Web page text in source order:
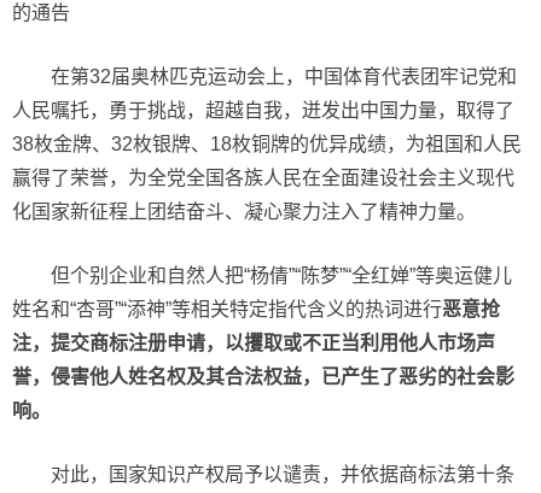
的通告
在第32届奥林匹克运动会上，中国体育代表团牢记党和
人民嘱托，勇于挑战，超越自我，迸发出中国力量，取得了
38枚金牌、32枚银牌、18枚铜牌的优异成绩，为祖国和人民
赢得了荣誉，为全党全国各族人民在全面建设社会主义现代
化国家新征程上团结奋斗、凝心聚力注入了精神力量。
但个别企业和自然人把“杨倩”“陈梦”“全红婵”等奥运健儿
姓名和“杏哥”“添神”等相关特定指代含义的热词进行恶意抢
注，提交商标注册申请，以攫取或不正当利用他人市场声
誉，侵害他人姓名权及其合法权益，已产生了恶劣的社会影
响。
对此，国家知识产权局予以谴责，并依据商标法第十条